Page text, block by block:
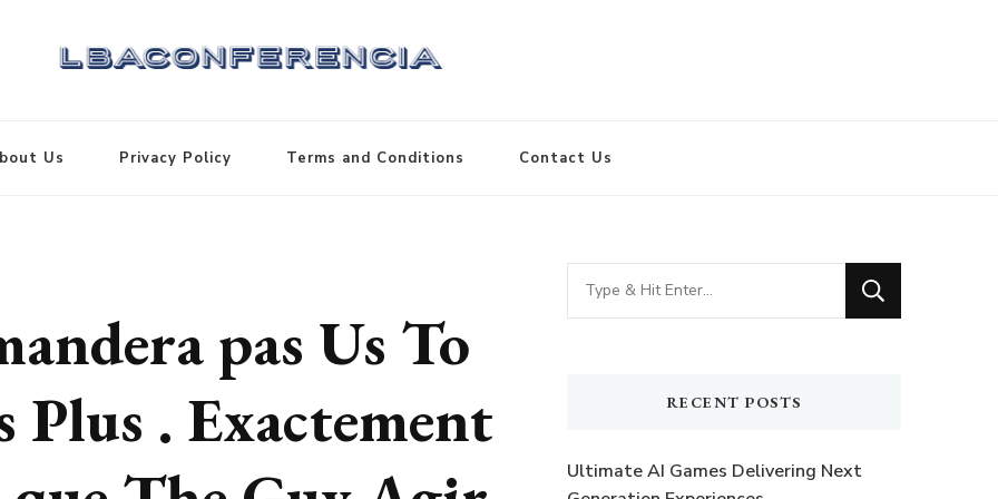
Us Privacy Policy Terms and Conditions Contact Us
pas Us To
Plus . Exactement
Looking
for
RECENT POSTS
Ultimate AI Games Delivering Next